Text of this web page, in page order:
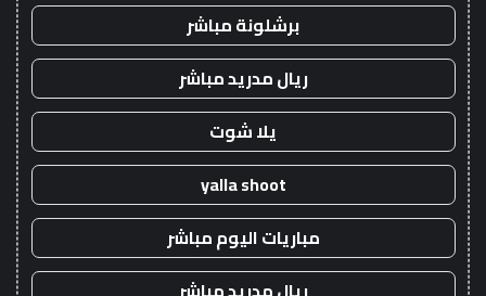
برشلونة مباشر
ريال مدريد مباشر
يلا شوت
yalla shoot
مباريات اليوم مباشر